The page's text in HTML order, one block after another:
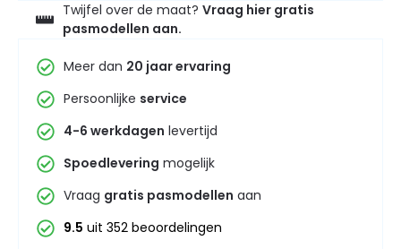
Twijfel over de maat? Vraag hier gratis
pasmodellen aan.
Meer dan 20 jaar ervaring
Persoonlijke service
4-6 werkdagen levertijd
Spoedlevering mogelijk
Vraag gratis pasmodellen aan
9.5 uit 352 beoordelingen